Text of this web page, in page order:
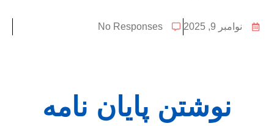
نوامبر 9, 2025 No Responses
نوشتن پایان نامه